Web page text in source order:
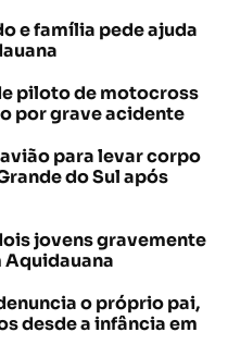
e família pede ajuda
piloto de motocross
por grave acidente
para levar corpo
do Sul após
jovens gravemente
Aquidauana
o próprio pai,
desde a infância em